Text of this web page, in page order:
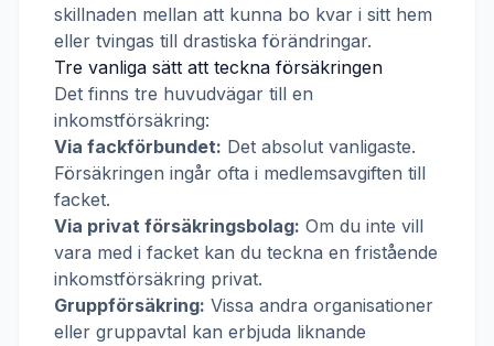
skillnaden mellan att kunna bo kvar i sitt hem
eller tvingas till drastiska förändringar.
Tre vanliga sätt att teckna försäkringen
Det finns tre huvudvägar till en
inkomstförsäkring:
Via fackförbundet: Det absolut vanligaste.
Försäkringen ingår ofta i medlemsavgiften till
facket.
Via privat försäkringsbolag: Om du inte vill
vara med i facket kan du teckna en fristående
inkomstförsäkring privat.
Gruppförsäkring: Vissa andra organisationer
eller gruppavtal kan erbjuda liknande